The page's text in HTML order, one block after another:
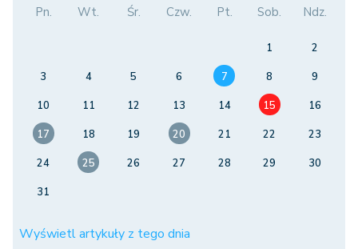
Pn. Wt. Śr. Czw. Pt. Sob. Ndz.
1
2
3
4 5 6 7 8
9
10
11 12 13 14 15
16
17
18 19 20 21 22
23
24
25 26 27 28 29
30
31
Wyświetl artykuły z tego dnia